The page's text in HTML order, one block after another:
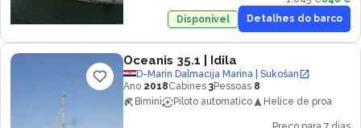
Disponivel
Detalhes do barco
Oceanis 35.1 | Idila
D-Marin Dalmacija Marina | Sukošan
Ano 2018Cabines 3Pessoas 8
Bimini
Piloto automatico Helice de proa